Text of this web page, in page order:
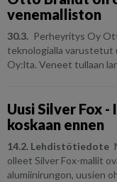
venemalliston
30.3. Perheyritys Oy
teknologialla varustetut
Oy:lta. Veneet tullaan
Uusi Silver Fox
koskaan ennen
14.2. Lehdistötiedote
olleet Silver Fox-mallit
alumiinirungon, uusien